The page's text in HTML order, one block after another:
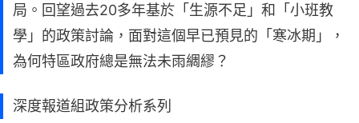
局。回望過去20多年基於「生源不足」和「小班教
學」的政策討論，面對這個早已預見的「寒冰期」，
為何特區政府總是無法未雨綢繆？
深度報道組政策分析系列